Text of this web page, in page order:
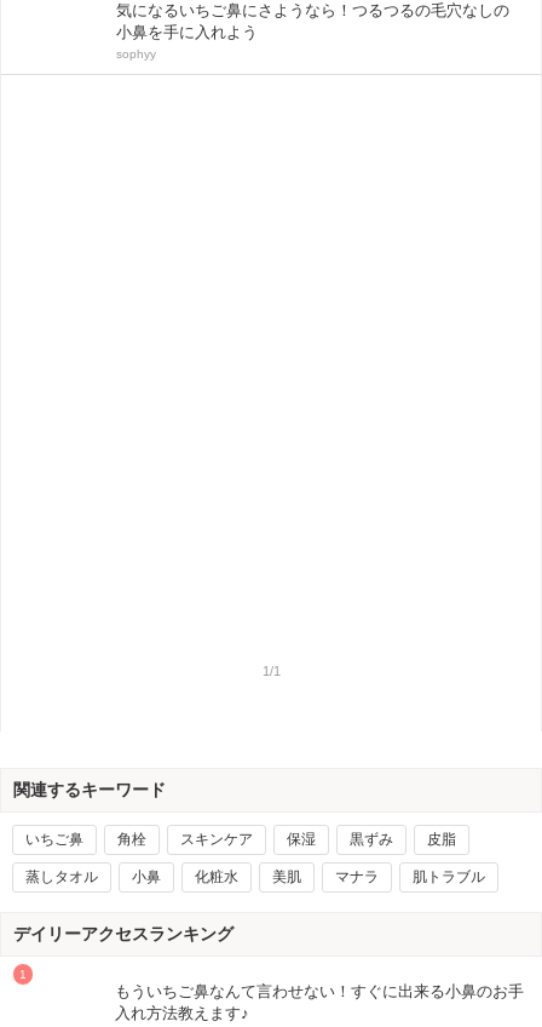
気になるいちご鼻にさようなら！つるつるの毛穴なしの
小鼻を手に入れよう
sophyy
1/1
関連するキーワード
いちご鼻 角栓 スキンケア 保湿 黒ずみ 皮脂
蒸しタオル 小鼻 化粧水 美肌 マナラ 肌トラブル
デイリーアクセスランキング
もういちご鼻なんて言わせない！すぐに出来る小鼻のお手
入れ方法教えます♪